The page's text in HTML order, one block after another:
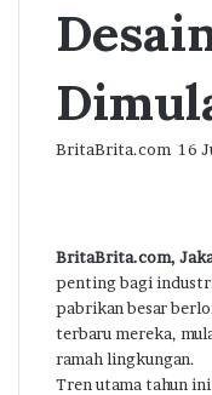
BritaBrita.com Send
16
BritaBrita.com,
penting bagi
pabrikan besar
terbaru mereka,
ramah lingkungan.
Tren utama tahun